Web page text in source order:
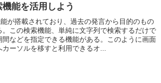
能を活用しよう
が搭載されており、過去の発言から目的のもの
。この検索機能、単純に文字列で検索するだけで
間などを指定できる機能がある。このように画面
ーソルを移すと利用できるオ...